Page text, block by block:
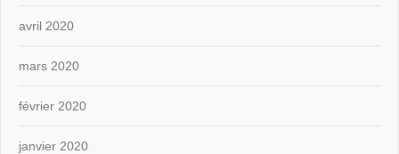
avril 2020
mars 2020
février 2020
janvier 2020